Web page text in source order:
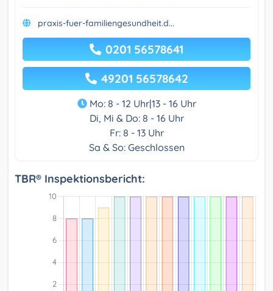
praxis-fuer-familiengesundheit.d...
0201 56578641
49201 56578642
Mo: 8 - 12 Uhr|13 - 16 Uhr
Di, Mi & Do: 8 - 16 Uhr
Fr: 8 - 13 Uhr
Sa & So: Geschlossen
TBR® Inspektionsbericht: